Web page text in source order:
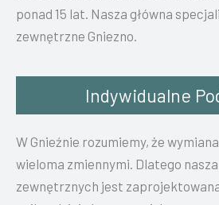
ponad 15 lat. Nasza główna
zewnętrzne Gniezno.
Indywidualne
W Gnieźnie rozumiemy, że
wieloma zmiennymi. Dlatego
zewnętrznych jest